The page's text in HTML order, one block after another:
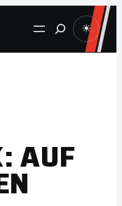
Suche ☀
AUF